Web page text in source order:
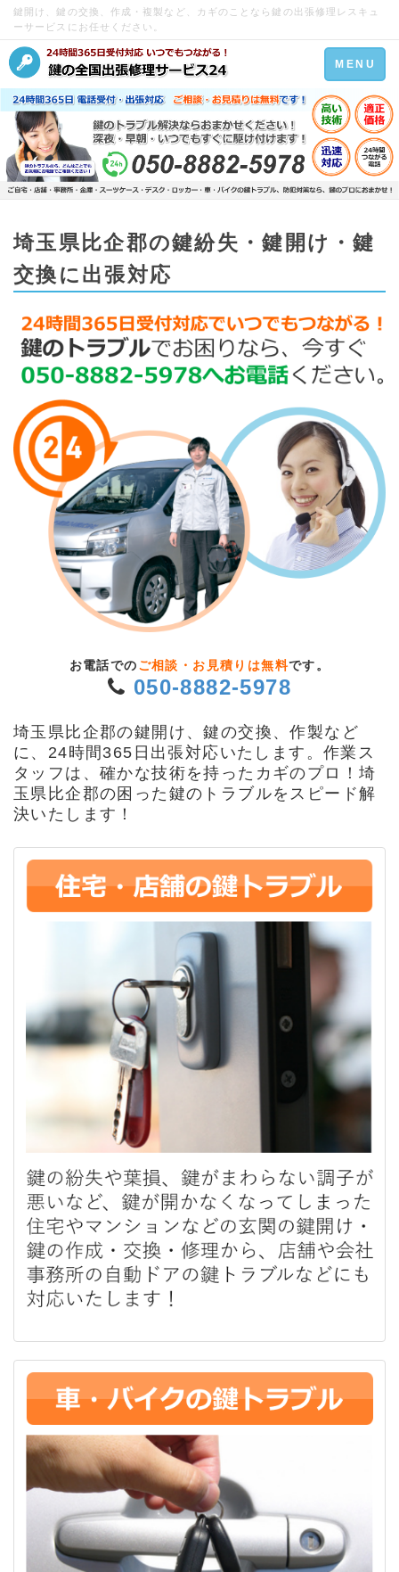
鍵開け、鍵の交換、作成・複製など、カギのことなら鍵の出張修理レスキュ
ーサービスにお任せください。
Toggle
navigation
MENU
埼玉県比企郡の鍵紛失・鍵開け・鍵
交換に出張対応
お電話での ご相談・お見積りは無料です。
050-8882-5978
埼玉県比企郡の鍵開け、鍵の交換、作製など
に、24時間365日出張対応いたします。作業ス
タッフは、確かな技術を持ったカギのプロ！埼
玉県比企郡の困った鍵のトラブルをスピード解
決いたします！